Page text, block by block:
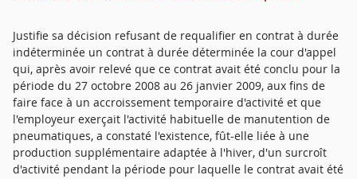
Justifie sa décision refusant de requalifier en contrat à durée
indéterminée un contrat à durée déterminée la cour d'appel
qui, après avoir relevé que ce contrat avait été conclu pour la
période du 27 octobre 2008 au 26 janvier 2009, aux fins de
faire face à un accroissement temporaire d'activité et que
l'employeur exerçait l'activité habituelle de manutention de
pneumatiques, a constaté l'existence, fût-elle liée à une
production supplémentaire adaptée à l'hiver, d'un surcroît
d'activité pendant la période pour laquelle le contrat avait été